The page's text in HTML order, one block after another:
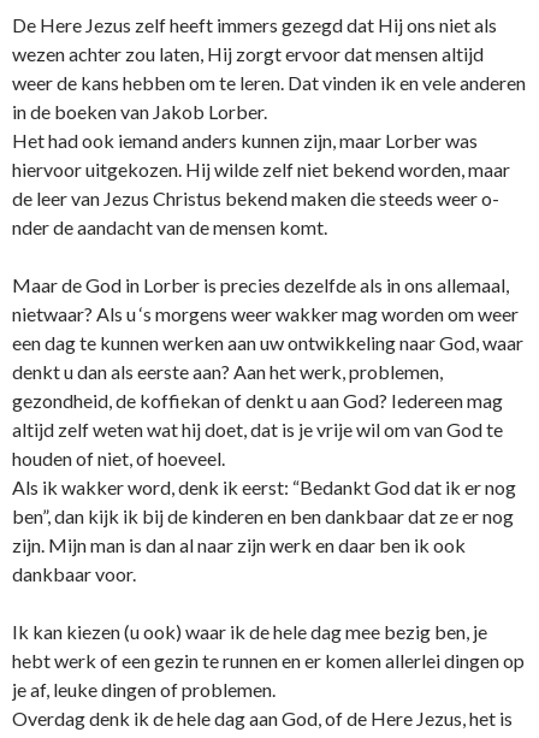
De Here Jezus zelf heeft immers gezegd dat Hij o­ns niet als
wezen achter zou laten, Hij zorgt ervoor dat mensen altijd
weer de kans hebben om te leren. Dat vinden ik en vele anderen
in de boeken van Jakob Lorber.
Het had ook iemand anders kunnen zijn, maar Lorber was
hiervoor uitgekozen. Hij wilde zelf niet bekend worden, maar
de leer van Jezus Christus bekend maken die steeds weer o­
nder de aandacht van de mensen komt.
Maar de God in Lorber is precies dezelfde als in o­ns allemaal,
nietwaar? Als u ‘s morgens weer wakker mag worden om weer
een dag te kunnen werken aan uw o­ntwikkeling naar God, waar
denkt u dan als eerste aan? Aan het werk, problemen,
gezondheid, de koffiekan of denkt u aan God? Iedereen mag
altijd zelf weten wat hij doet, dat is je vrije wil om van God te
houden of niet, of hoeveel.
Als ik wakker word, denk ik eerst: “Bedankt God dat ik er nog
ben”, dan kijk ik bij de kinderen en ben dankbaar dat ze er nog
zijn. Mijn man is dan al naar zijn werk en daar ben ik ook
dankbaar voor.
Ik kan kiezen (u ook) waar ik de hele dag mee bezig ben, je
hebt werk of een gezin te runnen en er komen allerlei dingen op
je af, leuke dingen of problemen.
Overdag denk ik de hele dag aan God, of de Here Jezus, het is